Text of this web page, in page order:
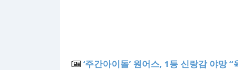
‘주간아이돌’ 원어스, 1등 신랑감 야망 “